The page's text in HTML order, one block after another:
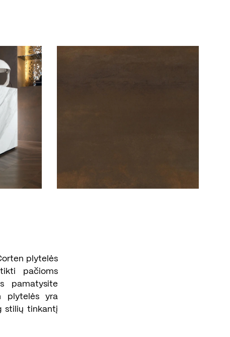
plytelės
pačioms
pamatysite
plytelės yra
stilių tinkantį